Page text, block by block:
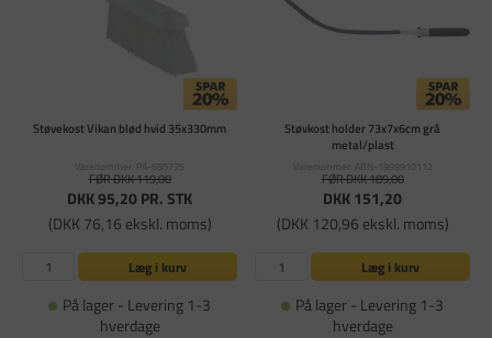
Støvekost Vikan blød hvid 35x330mm
Varenummer: PA-685775
FØR DKK 119,00
DKK 95,20PR. STK
(DKK 76,16 ekskl. moms)
Læg i kurv
På lager - Levering 1-3
hverdage
Støvkost holder 73x7x6cm grå
metal/plast
Varenummer: ABN-1999910112
FØR DKK 189,00
DKK 151,20
(DKK 120,96 ekskl. moms)
Læg i kurv
På lager - Levering 1-3
hverdage